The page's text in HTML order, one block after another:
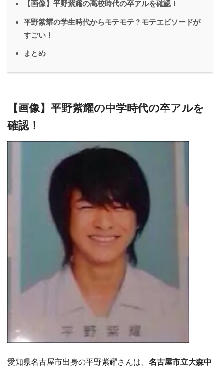
【画像】平野紫耀の高校時代の卒アルを確認！
平野紫耀の学生時代からモテモテ？モテエピソードが
すごい！
まとめ
【画像】平野紫耀の中学時代の卒アルを
確認！
愛知県名古屋市出身の平野紫耀さんは、 名古屋市立大森中